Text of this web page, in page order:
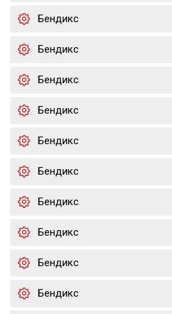
Бендикс
Бендикс
Бендикс
Бендикс
Бендикс
Бендикс
Бендикс
Бендикс
Бендикс
Бендикс